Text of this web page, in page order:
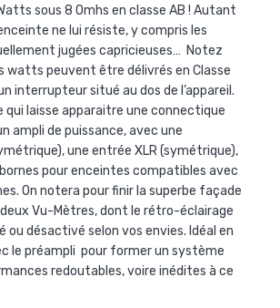
sous 8 Omhs en classe AB ! Autant
ne lui résiste, y compris les
jugées capricieuses… Notez
watts peuvent être délivrés en Classe
interrupteur situé au dos de l’appareil.
qui laisse apparaitre une connectique
ampli de puissance, avec une
une entrée XLR(symétrique),
pour enceintes compatibles avec
On notera pour finir la superbe façade
Vu-Mètres, dont le rétro-éclairage
désactivé selon vos envies. Idéal en
le préampli pour former un système
redoutables, voire inédites à ce